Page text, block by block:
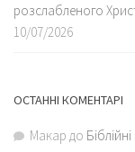
розслабленого
10/07/2026
ОСТАННІ КОМЕНТАРІ
Макар до